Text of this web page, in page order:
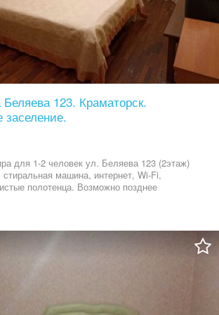
Беляева 123. Краматорск.
для 1-2 человек ул. Беляева 123 (2этаж)
стиральная машина, интернет, Wi-Fi,
полотенца. Возможно позднее
цена может быть изменена